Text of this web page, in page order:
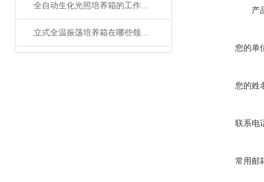
全自动生化光照培养箱的工作原理解析
立式全温振荡培养箱在哪些领域有广泛应用？
产
您的单
您的姓
联系电
常用邮